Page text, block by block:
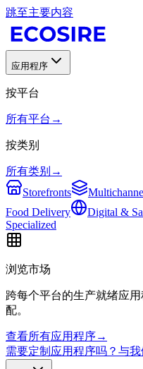
跳至主要内容
应用程序
按平台
所有平台 →
按类别
所有类别 →
Storefronts
Food Delivery
Digital &
Specialized
浏览市场
跨每个平台的生产就绪应
配。
查看所有应用程序→
需要定制应用程序吗？与